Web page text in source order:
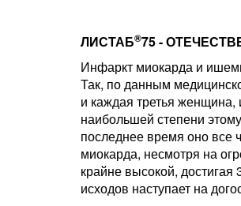
ЛИСТАБ®75 -
Инфаркт миокарда и
Так, по данным
и каждая третья
наибольшей степени
последнее время оно все
миокарда, несмотря на
крайне высокой,
исходов наступает на